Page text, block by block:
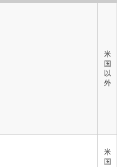
米
国
以
外
米
国